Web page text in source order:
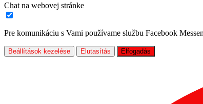
Chat na webovej stránke
Pre komunikáciu s Vami používame službu Facebook
Beállítások kezelése Elutasítás Elfogadás